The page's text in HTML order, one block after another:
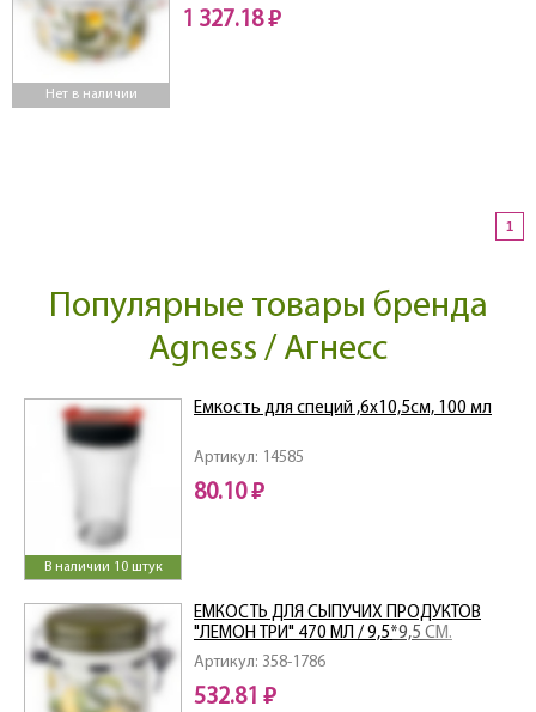
Нет в наличии
1 327.18 ₽
1
Популярные товары бренда
Agness / Агнесс
В наличии 10 штук
Артикул: 14585
Емкость для специй ,6х10,5см, 100 мл
80.10 ₽
Артикул: 358-1786
ЕМКОСТЬ ДЛЯ СЫПУЧИХ ПРОДУКТОВ
"ЛЕМОН ТРИ" 470 МЛ / 9,5*9,5 СМ.
ВЫСОТА=13 СМ
532.81 ₽